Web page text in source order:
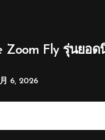
Zoom Fly รุ่นยอ
6, 2026